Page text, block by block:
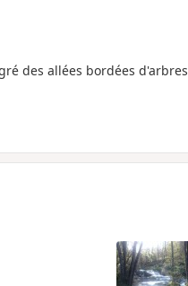
des allées bordées d'arbres